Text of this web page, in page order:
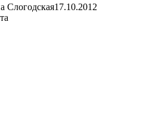
Слогодская17.10.2012